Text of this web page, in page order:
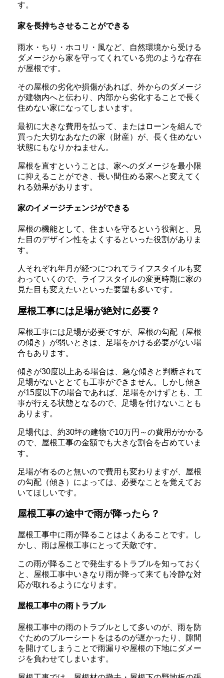
す。
家を長持ちさせることができる
雨水・ちり・ホコリ・風など、自然環境から受ける
ダメージから家を守ってくれている兜のような存在
が屋根です。
その屋根の劣化や損傷があれば、外からのダメージ
が建物内へと伝わり、内部から劣化することで長く
住めない家になってしまいます。
最初に大きな費用を払って、またはローンを組んで
買った大切なあなたの家（財産）が、長く住めない
状態にもなりかねません。
屋根を直すということは、家へのダメージを最小限
に抑えることができ、長い間住める家へと変えてく
れる効果があります。
家のイメージチェンジができる
屋根の機能として、住まいを守るという役割と、見
た目のデザイン性をよくするといった役割がありま
す。
人それぞれ年月が経つにつれてライフスタイルも変
わっていくので、ライフスタイルの変更時期に家の
見た目も変えたいといった要望も多いです。
屋根工事には足場が絶対に必要？
屋根工事には足場が必要ですが、屋根の勾配（屋根
の傾き）が弱いときは、足場をかける必要がない場
合もあります。
傾きが30度以上ある場合は、急な傾きと判断されて
足場がないととても工事ができません。しかし傾き
が15度以下の場合であれば、足場をかけずとも、工
事が行える状態となるので、足場を付けないことも
あります。
足場代は、約30坪の建物で10万円～の費用がかかる
ので、屋根工事の金額でも大きな割合を占めていま
す。
足場が有るのと無いので費用も変わりますが、屋根
の勾配（傾き）によっては、必要なことを覚えてお
いてほしいです。
屋根工事の途中で雨が降ったら？
屋根工事中に雨が降ることはよくあることです。し
かし、雨は屋根工事にとって天敵です。
この雨が降ることで発生するトラブルを知っておく
と、屋根工事中いきなり雨が降って来ても冷静な対
応が取れるようになります。
屋根工事中の雨トラブル
屋根工事中の雨のトラブルとして多いのが、雨を防
ぐためのブルーシートをはるのが遅かったり、隙間
を開けてしまうことで雨漏りや屋根の下地にダメー
ジを負わせてしまいます。